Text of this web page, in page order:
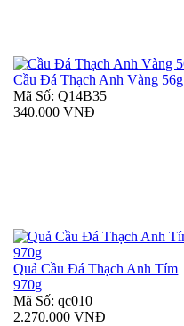
Cầu Đá Thạch Anh Vàng 56g
Mã Số: Q14B35
340.000 VNĐ
Quả Cầu Đá Thạch Anh Tím
970g
Mã Số: qc010
2.270.000 VNĐ